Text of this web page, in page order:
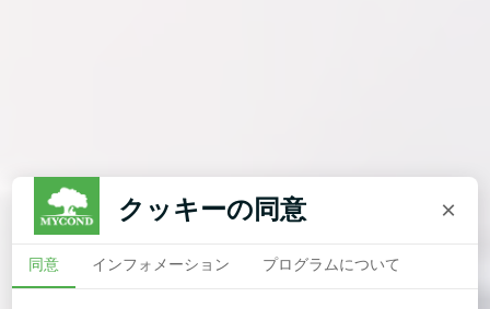
クッキーの同意 ×
同意 インフォメーション プログラムについて